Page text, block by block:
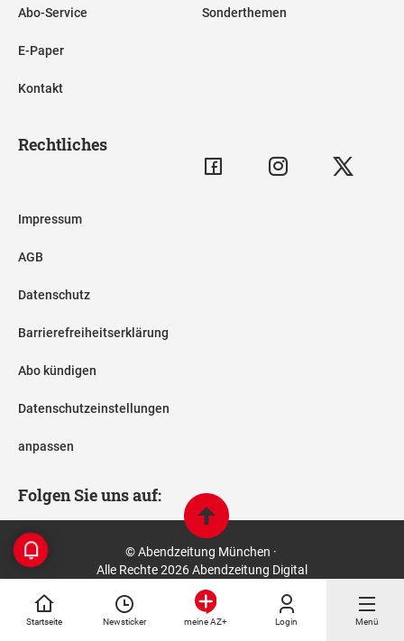
Startseite Newsticker meine AZ+ Login Menü
Abo-Service
E-Paper
Kontakt
Sonderthemen
Rechtliches
Impressum
AGB
Datenschutz
Barrierefreiheitserklärung
Abo kündigen
Datenschutzeinstellungen
anpassen
Folgen Sie uns auf:
© Abendzeitung München ·
Alle Rechte 2026 Abendzeitung Digital